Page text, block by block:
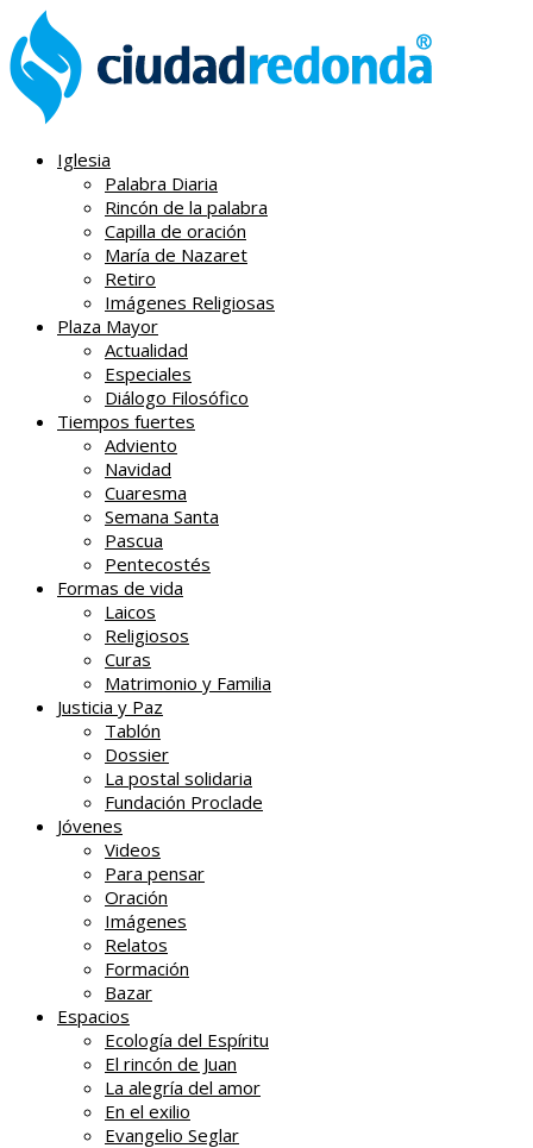
Iglesia
Palabra Diaria
Rincón de la palabra
Capilla de oración
María de Nazaret
Retiro
Imágenes Religiosas
Plaza Mayor
Actualidad
Especiales
Diálogo Filosófico
Tiempos fuertes
Adviento
Navidad
Cuaresma
Semana Santa
Pascua
Pentecostés
Formas de vida
Laicos
Religiosos
Curas
Matrimonio y Familia
Justicia y Paz
Tablón
Dossier
La postal solidaria
Fundación Proclade
Jóvenes
Videos
Para pensar
Oración
Imágenes
Relatos
Formación
Bazar
Espacios
Ecología del Espíritu
El rincón de Juan
La alegría del amor
En el exilio
Evangelio Seglar